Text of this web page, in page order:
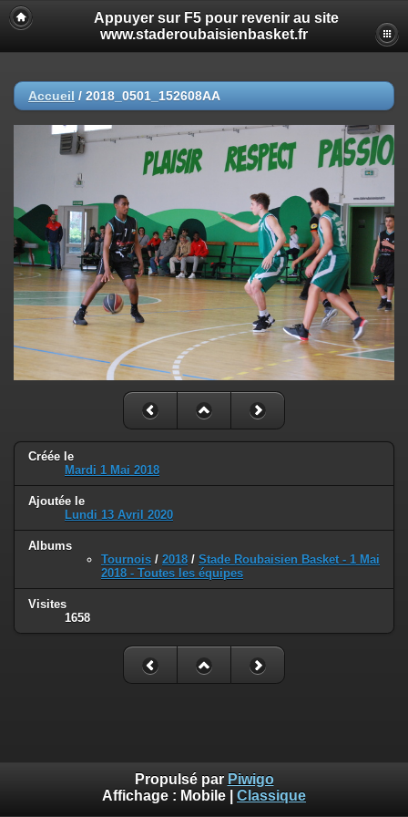
Appuyer sur F5 pour revenir au site
www.staderoubaisienbasket.fr
Accueil / 2018_0501_152608AA
Créée le
Mardi 1 Mai 2018
Ajoutée le
Lundi 13 Avril 2020
Albums
Tournois / 2018 / Stade Roubaisien Basket - 1 Mai
2018 - Toutes les équipes
Visites
1658
Propulsé par Piwigo
Affichage : Mobile Classique